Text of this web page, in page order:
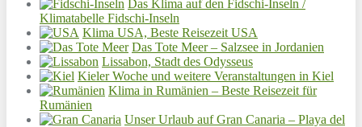
Das Klima auf den Fidschi-Inseln /
Klimatabelle Fidschi-Inseln
Klima USA, Beste Reisezeit USA
Das Tote Meer – Salzsee in Jordanien
Lissabon, Stadt des Odysseus
Kieler Woche und weitere Veranstaltungen in Kiel
Klima in Rumänien – Beste Reisezeit für
Rumänien
Unser Urlaub auf Gran Canaria – Playa del